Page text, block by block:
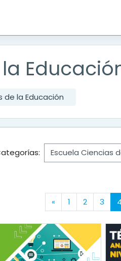
de la Educación
« Página anterior
1 2 3 4